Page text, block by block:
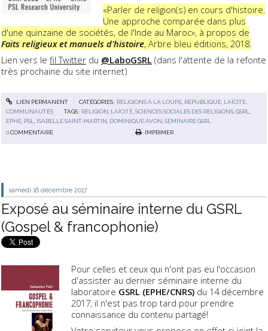
«Parler de religion(s) en cours d'histoire.
Une approche comparée dans plus
d'une quinzaine de sociétés, de l'Inde au Maroc», à propos de
Faits religieux et manuels d'histoire, Arbre bleu éditions, 2018.
Lien vers le fil Twitter du @LaboGSRL (dans l'attente de la refonte
très prochaine du site internet)
LIEN PERMANENT CATÉGORIES : RELIGIONS À LA LOUPE, RÉPUBLIQUE, LAÏCITÉ,
COMMUNAUTÉS
TAGS : RELIGION LAÏCITÉ ,SCIENCES SOCIALES DES RELIGIONS ,GSRL
EPHE PSL ISABELLE SAINT-MARTIN DOMINIQUE AVON ,SÉMINAIRE GSRL
0COMMENTAIRE IMPRIMER
samedi 16 décembre 2017
Exposé au séminaire interne du GSRL
(Gospel & francophonie)
Pour celles et ceux qui n'ont pas eu l'occasion
d'assister au dernier séminaire interne du
laboratoire GSRL (EPHE/CNRS) du 14 décembre
2017, il n'est pas trop tard pour prendre
connaissance du contenu partagé!